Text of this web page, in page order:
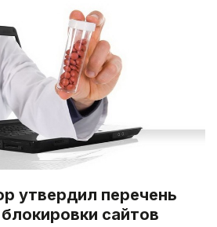
утвердил перечень
сайтов